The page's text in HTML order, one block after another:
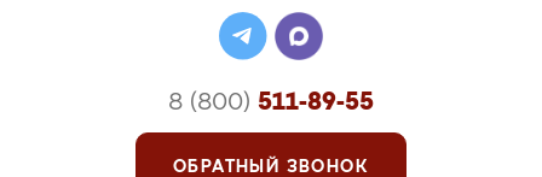
8 (800) 511-89-55
ОБРАТНЫЙ ЗВОНОК